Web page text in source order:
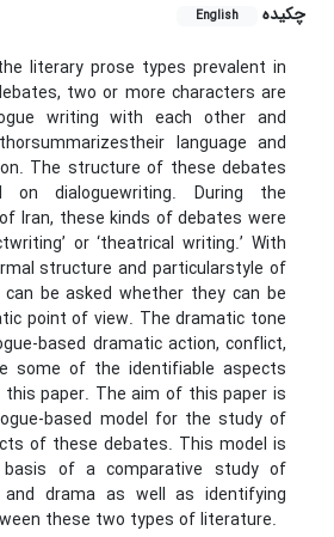
چکیده
English
literary prose types prevalent in
two or more characters are
writing with each other and
language and
The structure of these debates
dialoguewriting. During the
Iran, these kinds of debates were
or ‘theatrical writing.’ With
structure and particularstyle of
be asked whether they can be
point of view. The dramatic tone
based dramatic action, conflict,
some of the identifiable aspects
paper. The aim of this paper is
based model for the study of
of these debates. This model is
of a comparative study of
drama as well as identifying
these two types of literature.